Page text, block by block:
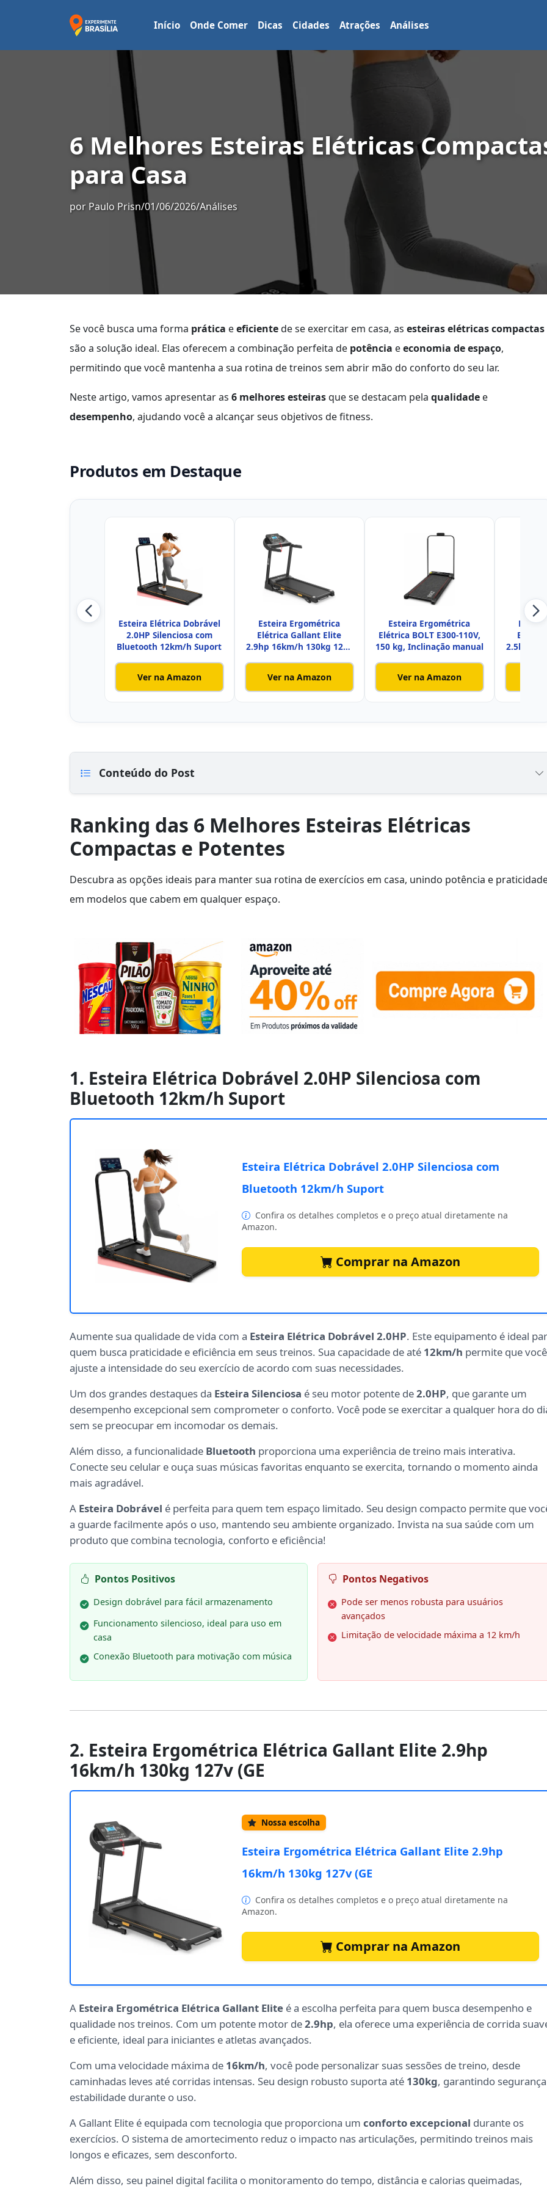
Início Onde Comer Dicas Cidades Atrações Análises
6 Melhores Esteiras Elétricas
para Casa
por Paulo Prisn/01/06/2026/Análises
Se você busca uma forma prática eeficientede se exercitar em casa, as esteiras elétricas compactas
são a solução ideal. Elas oferecem a combinação perfeita de potência eeconomia de espaço,
permitindo que você mantenha a sua rotina de treinos sem abrir mão do conforto do seu lar.
Neste artigo, vamos apresentar as 6 melhores esteirasque se destacam pela qualidade e
desempenho, ajudando você a alcançar seus objetivos de fitness.
Produtos em Destaque
Esteira Elétrica Dobrável
2.0HP Silenciosa com
Bluetooth 12km/h Suport
Ver na Amazon
Esteira Ergométrica
Elétrica Gallant Elite
2.9hp 16km/h 130kg 127v
Ver na Amazon
Esteira Ergométrica
Elétrica BOLT E300-110V,
150 kg, Inclinação manual
Ver na Amazon
2.5hp
Conteúdo do Post
Ranking das 6 Melhores Esteiras Elétricas
Compactas e Potentes
Descubra as opções ideais para manter sua rotina de exercícios em casa, unindo potência e
em modelos que cabem em qualquer espaço.
1. Esteira Elétrica Dobrável 2.0HP Silenciosa com
Bluetooth 12km/h Suport
Esteira Elétrica Dobrável 2.0HP Silenciosa com
Bluetooth 12km/h Suport
Confira os detalhes completos e o preço atual diretamente na
Amazon.
Comprar na Amazon
Aumente sua qualidade de vida com a Esteira Elétrica Dobrável 2.0HP. Este equipamento é ideal
quem busca praticidade e eficiência em seus treinos. Sua capacidade de até 12km/h permite que você
ajuste a intensidade do seu exercício de acordo com suas necessidades.
Um dos grandes destaques da Esteira Silenciosa é seu motor potente de2.0HP, que garante um
desempenho excepcional sem comprometer o conforto. Você pode se exercitar a qualquer hora do
sem se preocupar em incomodar os demais.
Além disso, a funcionalidade Bluetooth proporciona uma experiência de treino mais interativa.
Conecte seu celular e ouça suas músicas favoritas enquanto se exercita, tornando o momento ainda
mais agradável.
A Esteira Dobrável é perfeita para quem tem espaço limitado. Seu design compacto permite que
a guarde facilmente após o uso, mantendo seu ambiente organizado. Invista na sua saúde com um
produto que combina tecnologia, conforto e eficiência!
Pontos Positivos
Design dobrável para fácil armazenamento
Funcionamento silencioso, ideal para uso em
casa
Conexão Bluetooth para motivação com música
Pontos Negativos
Pode ser menos robusta para usuários
avançados
Limitação de velocidade máxima a 12 km/h
2. Esteira Ergométrica Elétrica Gallant Elite 2.9hp
16km/h 130kg 127v (GE
Nossa escolha
Esteira Ergométrica Elétrica Gallant Elite 2.9hp
16km/h 130kg 127v (GE
Confira os detalhes completos e o preço atual diretamente na
Amazon.
Comprar na Amazon
A Esteira Ergométrica Elétrica Gallant Elite é a escolha perfeita para quem busca desempenho e
qualidade nos treinos. Com um potente motor de2.9hp, ela oferece uma experiência de corrida
e eficiente, ideal para iniciantes e atletas avançados.
Com uma velocidade máxima de 16km/h, você pode personalizar suas sessões de treino, desde
caminhadas leves até corridas intensas. Seu design robusto suporta até 130kg, garantindo
estabilidade durante o uso.
A Gallant Elite é equipada com tecnologia que proporciona um conforto excepcional durante os
exercícios. O sistema de amortecimento reduz o impacto nas articulações, permitindo treinos mais
longos e eficazes, sem desconforto.
Além disso, seu painel digital facilita o monitoramento do tempo, distância e calorias queimadas,